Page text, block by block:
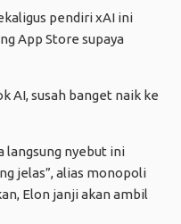
pendiri xAI ini
App Store supaya
AI, susah banget naik ke
langsung nyebut ini
jelas”, alias monopoli
Elon janji akan ambil